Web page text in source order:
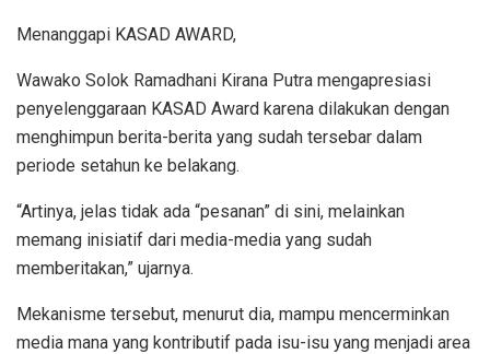
Menanggapi KASAD AWARD,
Wawako Solok Ramadhani Kirana Putra mengapresiasi
penyelenggaraan KASAD Award karena dilakukan dengan
menghimpun berita-berita yang sudah tersebar dalam
periode setahun ke belakang.
“Artinya, jelas tidak ada “pesanan” di sini, melainkan
memang inisiatif dari media-media yang sudah
memberitakan,” ujarnya.
Mekanisme tersebut, menurut dia, mampu mencerminkan
media mana yang kontributif pada isu-isu yang menjadi area